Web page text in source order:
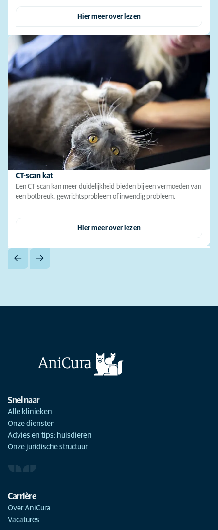
Hier meer over lezen
CT-scan kat
Een CT-scan kan meer duidelijkheid bieden bij een vermoeden van
een botbreuk, gewrichtsprobleem of inwendig probleem.
Hier meer over lezen
Snel naar
Alle klinieken
Onze diensten
Advies en tips: huisdieren
Onze juridische structuur
Carrière
Over AniCura
Vacatures